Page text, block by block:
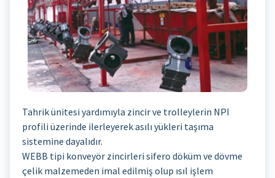
Tahrik ünitesi yardımıyla zincir ve trolleylerin NPI
profili üzerinde ilerleyerek asılı yükleri taşıma
sistemine dayalıdır.
WEBB tipi konveyör zincirleri sifero döküm ve dövme
çelik malzemeden imal edilmiş olup ısıl işlem